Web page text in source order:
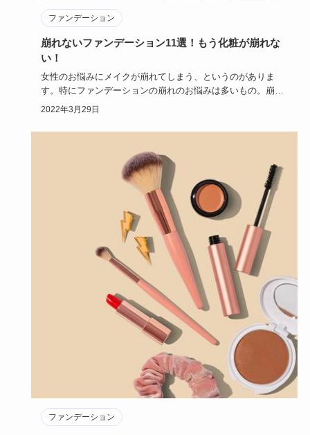
ファンデーション
崩れないファンデーション11選！もう化粧が崩れな
い！
女性のお悩みにメイクが崩れてしまう、というのがありま
す。特にファンデーションの崩れのお悩みは多いもの。崩れ
ないファンデーシ…
2022年3月29日
ファンデーション